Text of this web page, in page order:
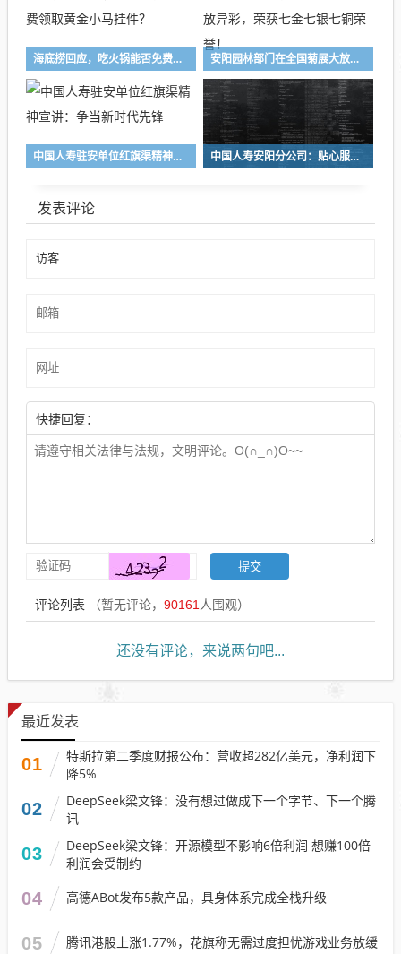
海底捞回应，吃火锅能否免费领取黄金小马挂件？ 安阳园林部门在全国菊展大放异彩，荣获七金七银七铜荣誉！
中国人寿驻安单位红旗渠精神宣讲：争当新时代先锋 中国人寿安阳分公司：贴心服务送上门 金融温度暖人心
发表评论
快捷回复：
评论列表 （暂无评论， 90161 人围观）
还没有评论，来说两句吧...
最近发表
01
特斯拉第二季度财报公布：营收超282亿美元，净利润下
降5%
02
DeepSeek梁文锋：没有想过做成下一个字节、下一个腾
讯
03
DeepSeek梁文锋：开源模型不影响6倍利润 想赚100倍
利润会受制约
04 高德ABot发布5款产品，具身体系完成全栈升级
05 腾讯港股上涨1.77%，花旗称无需过度担忧游戏业务放缓